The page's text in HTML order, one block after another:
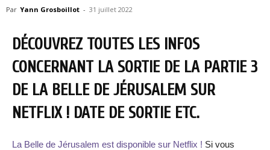
Par Yann Grosboillot - 31 juillet 2022
DÉCOUVREZ TOUTES LES INFOS
CONCERNANT LA SORTIE DE LA PARTIE 3
DE LA BELLE DE JÉRUSALEM SUR
NETFLIX ! DATE DE SORTIE ETC.
La Belle de Jérusalem est disponible sur Netflix ! Si vous